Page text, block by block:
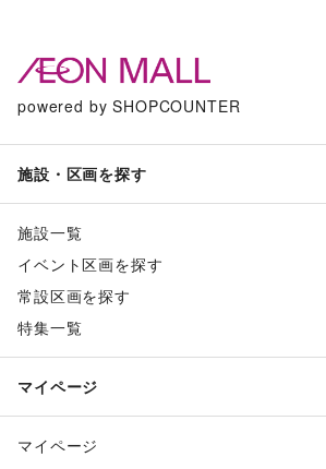
powered by SHOPCOUNTER
施設・区画を探す
施設一覧
イベント区画を探す
常設区画を探す
特集一覧
マイページ
マイページ